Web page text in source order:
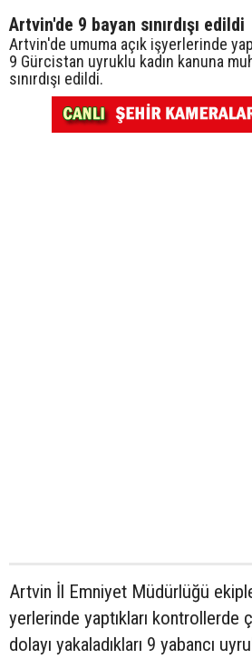
Artvin'de 9 bayan sınırdışı edildi
Artvin'de umuma açık işyerlerinde
9 Gürcistan uyruklu kadın kanuna
sınırdışı edildi.
Artvin İl Emniyet Müdürlüğü
yerlerinde yaptıkları kontrollerde
dolayı yakaladıkları 9 yabancı